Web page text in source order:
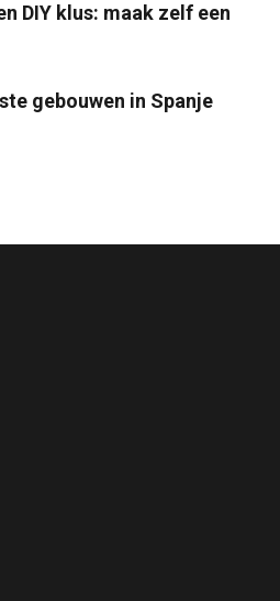
DIY klus: maak zelf een
gebouwen in Spanje